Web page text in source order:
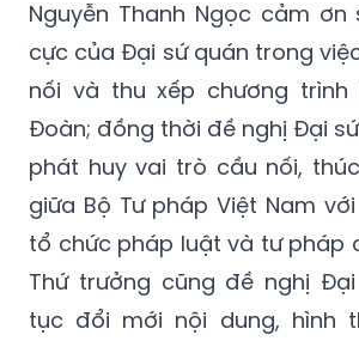
Nguyễn Thanh Ngọc cảm
cực của Đại sứ quán trong
nối và thu xếp chương
Đoàn; đồng thời đề nghị Đại
phát huy vai trò cầu nối,
giữa Bộ Tư pháp Việt Nam
tổ chức pháp luật và tư pháp
Thứ trưởng cũng đề nghị
tục đổi mới nội dung, hình